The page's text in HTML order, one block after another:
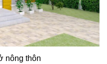
nông thôn